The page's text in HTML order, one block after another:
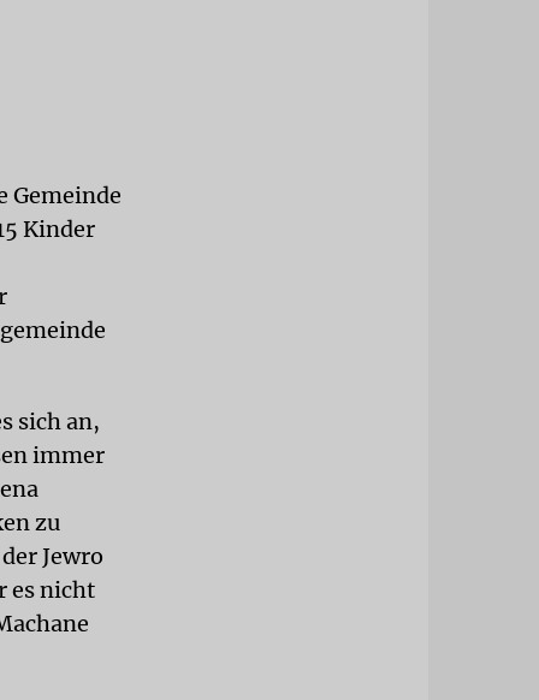
Gemeinde
Kinder
sich an,
immer
zu
Jewro
es nicht